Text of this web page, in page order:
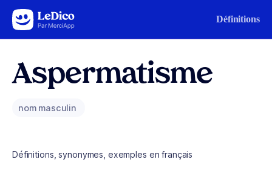
Aller au contenu Définitions
Aspermatisme
nom masculin
Définitions, synonymes, exemples en français